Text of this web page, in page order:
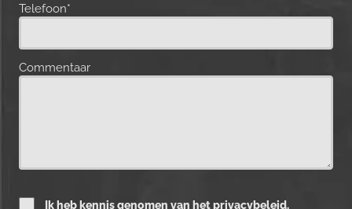
Telefoon*
Commentaar
Ik heb kennis genomen van het privacybeleid.